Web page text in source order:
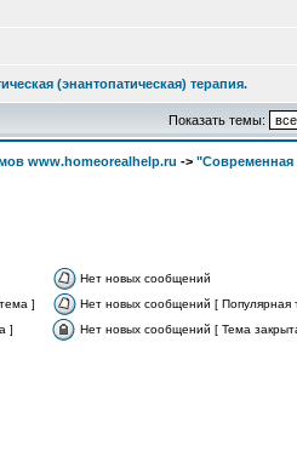
(энантопатическая) терапия.
Показать темы:
www.homeorealhelp.ru -> "Современная
Нет новых сообщений
]
Нет новых сообщений [ Популярная
]
Нет новых сообщений [ Тема